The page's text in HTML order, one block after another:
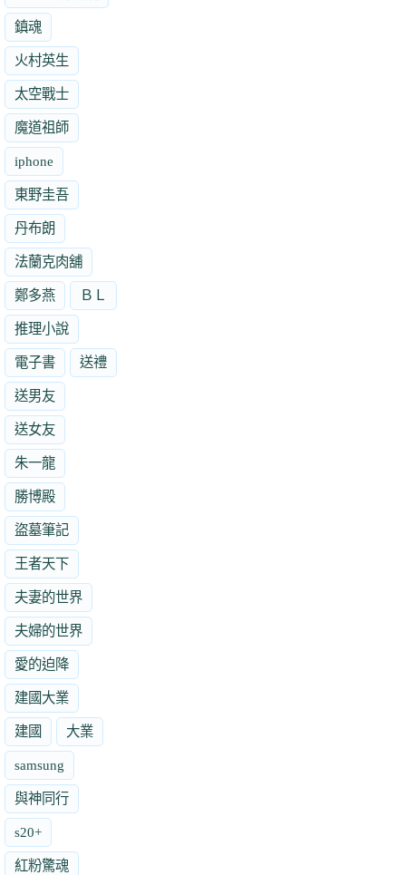
鎮魂
火村英生
太空戰士
魔道祖師
iphone
東野圭吾
丹布朗
法蘭克肉舖
鄭多燕 ＢＬ
推理小說
電子書 送禮
送男友
送女友
朱一龍
勝博殿
盜墓筆記
王者天下
夫妻的世界
夫婦的世界
愛的迫降
建國大業
建國 大業
samsung
與神同行
s20+
紅粉驚魂